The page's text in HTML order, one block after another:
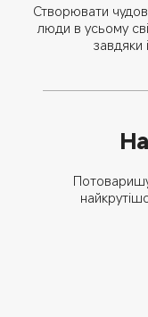
Створювати
люди в усьому
завдяки